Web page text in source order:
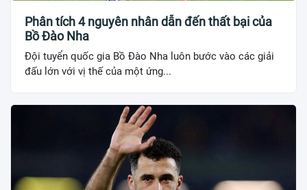
Phân tích 4 nguyên nhân dẫn đến thất bại của
Bồ Đào Nha
Đội tuyển quốc gia Bồ Đào Nha luôn bước vào các giải
đấu lớn với vị thế của một ứng...